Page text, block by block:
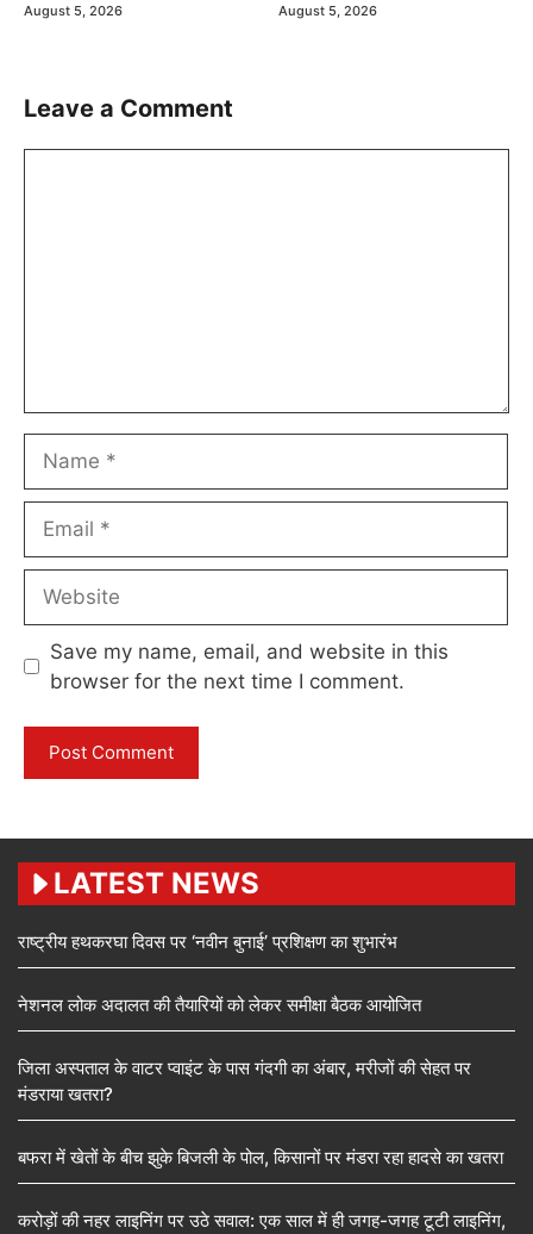
August 5, 2026 August 5, 2026
Leave a Comment
Save my name, email, and website in this
browser for the next time I comment.
LATEST NEWS
राष्ट्रीय हथकरघा दिवस पर ‘नवीन बुनाई’ प्रशिक्षण का शुभारंभ
नेशनल लोक अदालत की तैयारियों को लेकर समीक्षा बैठक आयोजित
जिला अस्पताल के वाटर प्वाइंट के पास गंदगी का अंबार, मरीजों की सेहत पर
मंडराया खतरा?
बफरा में खेतों के बीच झुके बिजली के पोल, किसानों पर मंडरा रहा हादसे का खतरा
करोड़ों की नहर लाइनिंग पर उठे सवाल: एक साल में ही जगह-जगह टूटी लाइनिंग,